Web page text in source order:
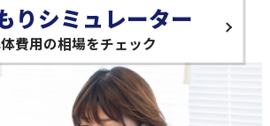
りシミュレーター
費用の相場をチェック